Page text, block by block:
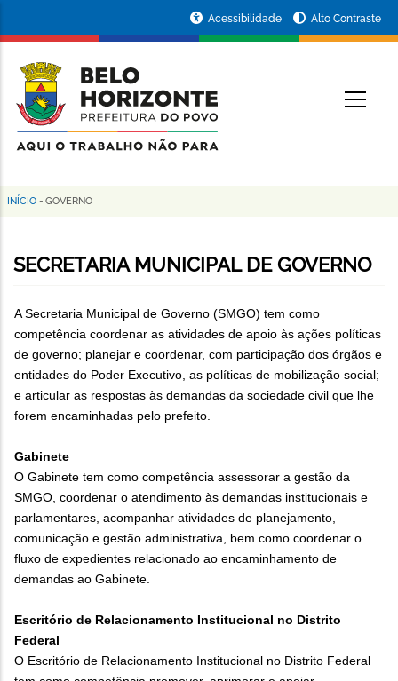
conteúdo
principal
da
Prefeitura
de
Horizonte
Acessibilidade Alto Contraste
Trilha
navegação
INÍCIO - GOVERNO
SECRETARIA MUNICIPAL DE GOVERNO
A Secretaria Municipal de Governo (SMGO) tem como
competência coordenar as atividades de apoio às ações políticas
de governo; planejar e coordenar, com participação dos órgãos e
entidades do Poder Executivo, as políticas de mobilização social;
e articular as respostas às demandas da sociedade civil que lhe
forem encaminhadas pelo prefeito.
Gabinete
O Gabinete tem como competência assessorar a gestão da
SMGO, coordenar o atendimento às demandas institucionais e
parlamentares, acompanhar atividades de planejamento,
comunicação e gestão administrativa, bem como coordenar o
fluxo de expedientes relacionado ao encaminhamento de
demandas ao Gabinete.
Escritório de Relacionamento Institucional no Distrito
Federal
O Escritório de Relacionamento Institucional no Distrito Federal